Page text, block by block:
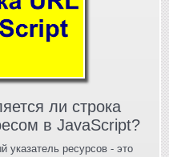
ли строка
в JavaScript?
указатель ресурсов - это